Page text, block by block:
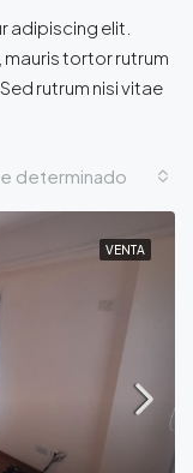
adipiscing elit.
mauris tortor rutrum
rutrum nisi vitae
determinado
VENTA